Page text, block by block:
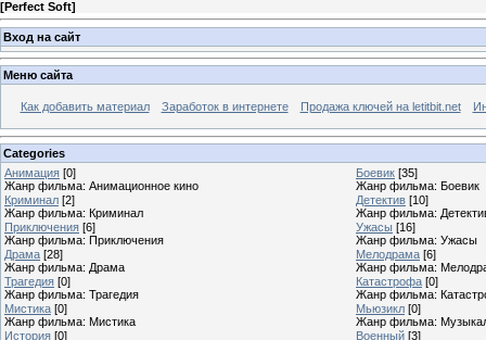
[Perfect Soft]
Вход на сайт
Меню сайта
Как добавить материал Заработок в интернете Продажа ключей на letitbit.net
Categories
Анимация [0]
Жанр фильма: Анимационное кино
Боевик [35]
Жанр фильма: Боевик
Криминал [2]
Жанр фильма: Криминал
Детектив [10]
Жанр фильма:
Приключения [6]
Жанр фильма: Приключения
Ужасы [16]
Жанр фильма: Ужасы
Драма [28]
Жанр фильма: Драма
Мелодрама [6]
Жанр фильма:
Трагедия [0]
Жанр фильма: Трагедия
Катастрофа [0]
Жанр фильма:
Мистика [0]
Жанр фильма: Мистика
Мьюзикл [0]
Жанр фильма:
История [0]
Военный [3]